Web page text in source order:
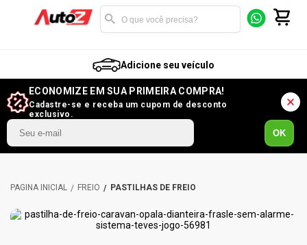
Adicione seu veículo
ECONOMIZE EM SUA PRIMEIRA COMPRA!
Cadastre-se e receba um cupom de desconto
exclusivo.
OK
FREIO PASTILHAS DE FREIO